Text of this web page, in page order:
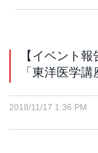
【イベント
「東洋医学
2018/11/17 1:36 PM